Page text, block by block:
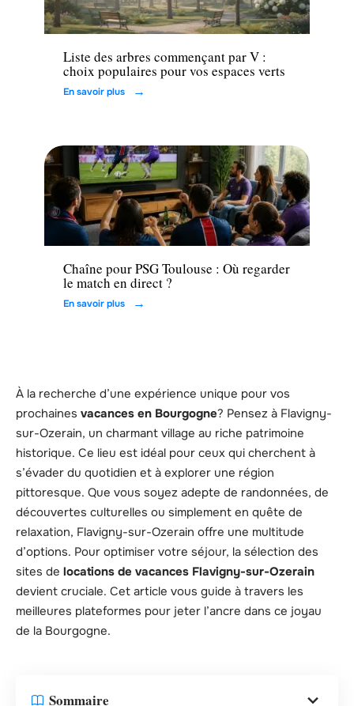
Maison
Liste des arbres commençant par V :
choix populaires pour vos espaces verts
En savoir plus
Loisirs
Chaîne pour PSG Toulouse : Où regarder
le match en direct ?
En savoir plus
À la recherche d’une expérience unique pour vos
prochaines vacances en Bourgogne? Pensez à Flavigny-
sur-Ozerain, un charmant village au riche patrimoine
historique. Ce lieu est idéal pour ceux qui cherchent à
s’évader du quotidien et à explorer une région
pittoresque. Que vous soyez adepte de randonnées, de
découvertes culturelles ou simplement en quête de
relaxation, Flavigny-sur-Ozerain offre une multitude
d’options. Pour optimiser votre séjour, la sélection des
sites de locations de vacances Flavigny-sur-Ozerain
devient cruciale. Cet article vous guide à travers les
meilleures plateformes pour jeter l’ancre dans ce joyau
de la Bourgogne.
Sommaire